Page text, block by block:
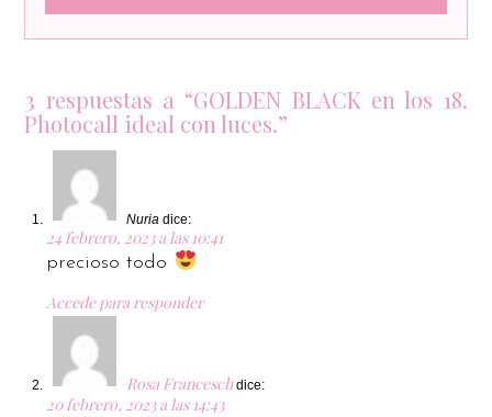
3 respuestas a “GOLDEN BLACK en los 18.
Photocall ideal con luces.”
Nuria dice:
24 febrero, 2023 a las 10:41
precioso todo
Accede para responder
Rosa Francesch dice:
20 febrero, 2023 a las 14:43